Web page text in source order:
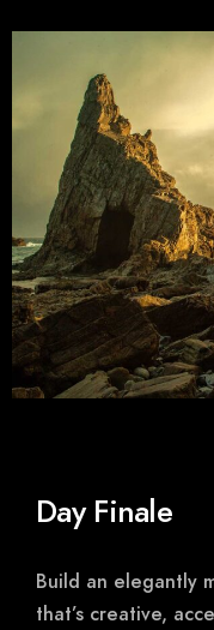
Day Finale
Build an elegantly
that’s creative,